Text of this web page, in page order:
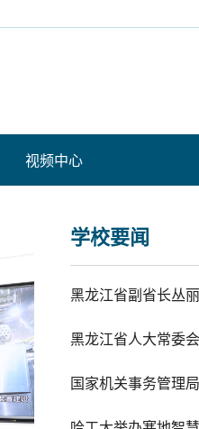
视频中心
学校要闻
黑龙江省副省长丛
国家机关事务管理